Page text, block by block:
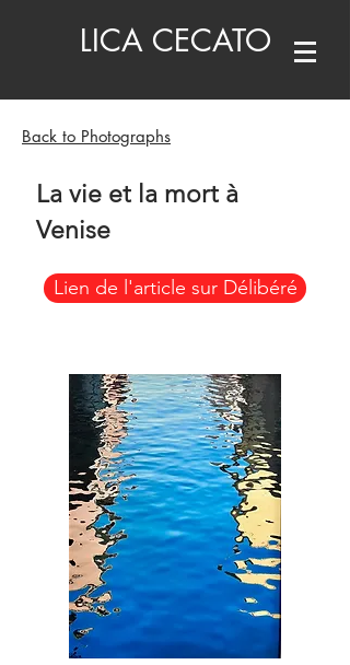
LICA CECATO
Back to Photographs
La vie et la mort à
Venise
Lien de l'article sur Délibéré